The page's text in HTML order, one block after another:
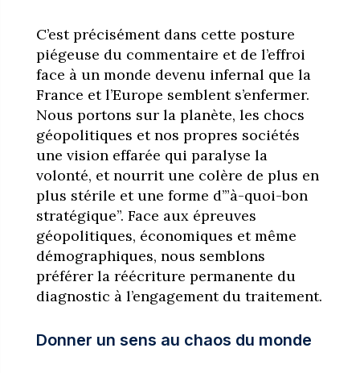
C’est précisément dans cette posture
piégeuse du commentaire et de l’effroi
face à un monde devenu infernal que la
France et l’Europe semblent s’enfermer.
Nous portons sur la planète, les chocs
géopolitiques et nos propres sociétés
une vision effarée qui paralyse la
volonté, et nourrit une colère de plus en
plus stérile et une forme d’”à-quoi-bon
stratégique”. Face aux épreuves
géopolitiques, économiques et même
démographiques, nous semblons
préférer la réécriture permanente du
diagnostic à l’engagement du traitement.
Donner un sens au chaos du monde